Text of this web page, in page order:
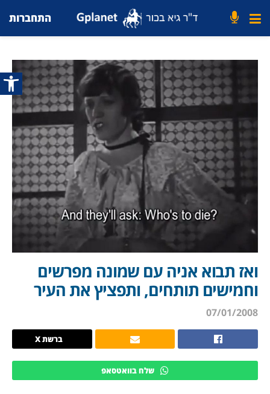
פתח
התחברות
ואז תבוא אניה עם שמונה מפרשים
וחמישים תותחים, ותפציץ את העיר
07/01/2008
ברשת X
שלח בוואטסאפ